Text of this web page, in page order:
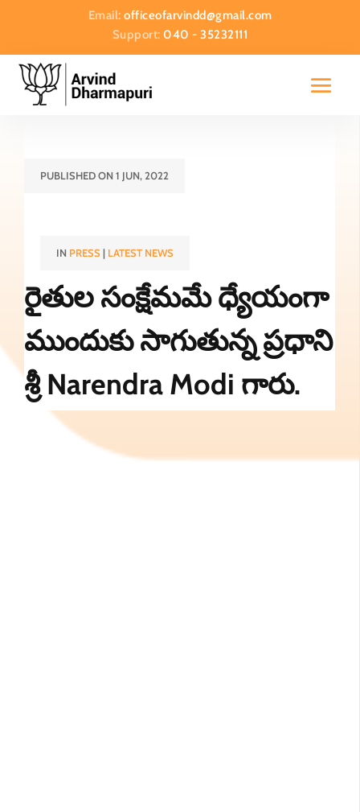
Email: officeofarvindd@gmail.com
Support:040 - 35232111
PUBLISHED ON 1 JUN, 2022
IN PRESS| LATEST NEWS
రైతుల సంక్షేమమే ధ్యేయంగా
ముందుకు సాగుతున్న ప్రధాని
శ్రీ Narendra Modi గారు.